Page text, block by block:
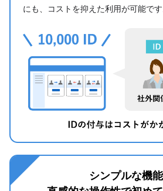
にも、コストを抑えた利用が可能です
シンプルな機